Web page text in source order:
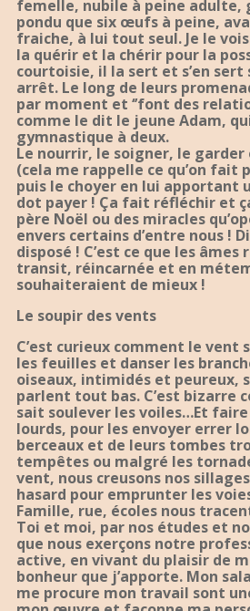
femelle, nubile à peine adulte,
pondu que six œufs à peine,
fraiche, à lui tout seul. Je le
la quérir et la chérir pour la
courtoisie, il la sert et s’en sert
arrêt. Le long de leurs
par moment et ‘’font des
comme le dit le jeune Adam,
gymnastique à deux.
Le nourrir, le soigner, le
(cela me rappelle ce qu’on fait
puis le choyer en lui apportant
dot payer ! Ça fait réfléchir et
père Noël ou des miracles
envers certains d’entre nous !
disposé ! C’est ce que les âmes
transit, réincarnée et en
souhaiteraient de mieux !
Le soupir des vents
C’est curieux comment le
les feuilles et danser les
oiseaux, intimidés et peureux,
parlent tout bas. C’est bizarre
sait soulever les voiles…Et
lourds, pour les envoyer errer
berceaux et de leurs tombes
tempêtes ou malgré les
vent, nous creusons nos
hasard pour emprunter les
Famille, rue, écoles nous
Toi et moi, par nos études et
que nous exerçons notre
active, en vivant du plaisir de
bonheur que j’apporte. Mon
me procure mon travail sont